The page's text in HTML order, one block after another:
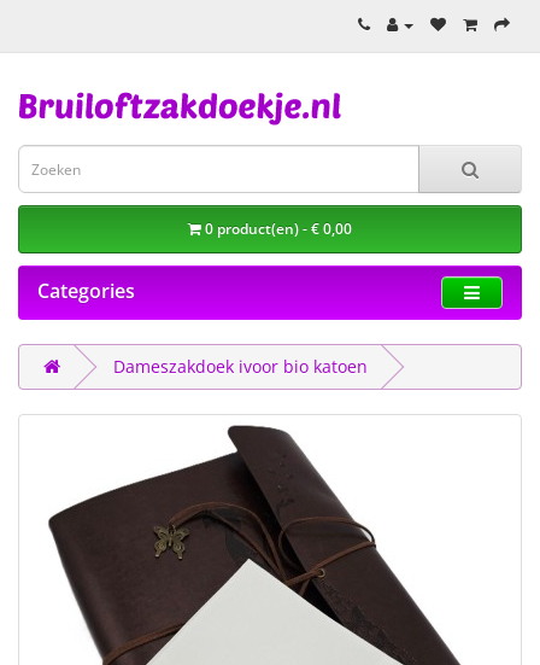
0 product(en) - € 0,00
Categories
Dameszakdoek ivoor bio katoen